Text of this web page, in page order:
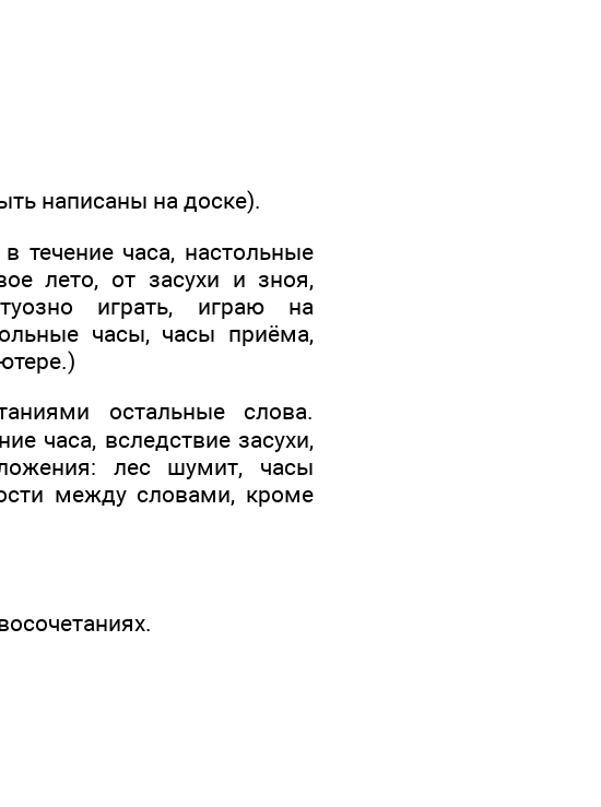
написаны на доске).
течение часа, настольные
лето, от засухи и зноя,
играть, играю на
часы, часы приёма,
остальные слова.
часа, вследствие засухи,
лес шумит, часы
между словами, кроме